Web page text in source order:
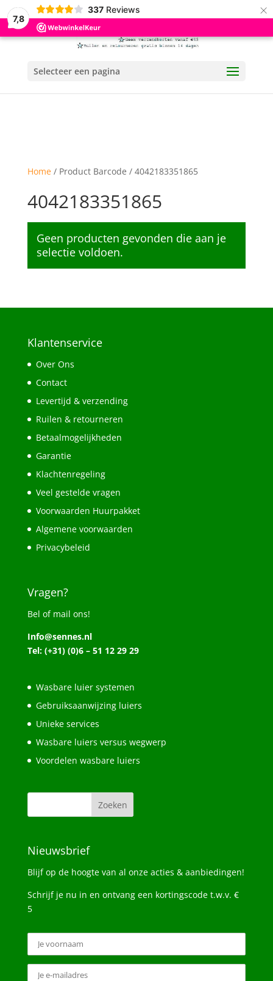
7,8
337 Reviews ×
Selecteer een pagina
Home/ Product Barcode / 4042183351865
4042183351865
Geen producten gevonden die aan je
selectie voldoen.
Klantenservice
Over Ons
Contact
Levertijd & verzending
Ruilen & retourneren
Betaalmogelijkheden
Garantie
Klachtenregeling
Veel gestelde vragen
Voorwaarden Huurpakket
Algemene voorwaarden
Privacybeleid
Vragen?
Bel of mail ons!
Info@sennes.nl
Tel: (+31) (0)6 – 51 12 29 29
Wasbare luier systemen
Gebruiksaanwijzing luiers
Unieke services
Wasbare luiers versus wegwerp
Voordelen wasbare luiers
Nieuwsbrief
Blijf op de hoogte van al onze acties & aanbiedingen!
Schrijf je nu in en ontvang een kortingscode t.w.v. €
5